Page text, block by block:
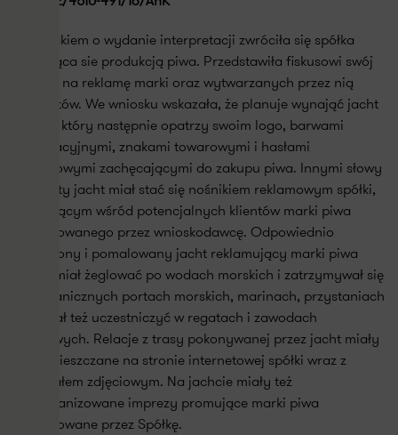
Z wnioskiem o wydanie interpretacji zwróciła się spółka
zajmująca sie produkcją piwa. Przedstawiła fiskusowi swój
pomysł na reklamę marki oraz wytwarzanych przez nią
produktów. We wniosku wskazała, że planuje wynająć jacht
morski, który następnie opatrzy swoim logo, barwami
korporacyjnymi, znakami towarowymi i hasłami
reklamowymi zachęcającymi do zakupu piwa. Innymi słowy
wynajęty jacht miał stać się nośnikiem reklamowym spółki,
promującym wśród potencjalnych klientów marki piwa
produkowanego przez wnioskodawcę. Odpowiednio
oznaczony i pomalowany jacht reklamujący marki piwa
Spółki miał żeglować po wodach morskich i zatrzymywał się
w zagranicznych portach morskich, marinach, przystaniach
itp., miał też uczestniczyć w regatach i zawodach
sportowych. Relacje z trasy pokonywanej przez jacht miały
być umieszczane na stronie internetowej spółki wraz z
materiałem zdjęciowym. Na jachcie miały też
bycorganizowane imprezy promujące marki piwa
produkowane przez Spółkę.